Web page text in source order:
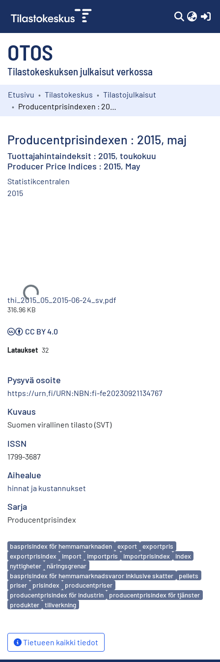
OTOS
Tilastokeskuksen julkaisut verkossa
Kokoelmat
Etusivu Tilastokeskus
Tilastojulkaisut
Producentprisindexen : 2015, maj
Tuottajahintaindeksit : 2015, toukokuu
Producer Price Indices : 2015, May
Statistikcentralen
2015
Ladataan...
thi_2015_05_2015-06-24_sv.pdf
316.96 KB
CC BY 4.0
Lataukset 32
Pysyvä osoite
https://urn.fi/URN:NBN:fi-fe20230921134767
Kuvaus
Suomen virallinen tilasto (SVT)
ISSN
1799-3687
Aihealue
hinnat ja kustannukset
Sarja
Producentprisindex
Avainsanat
basprisindex för hemmamarknaden export
exportpris
exportprisindex
import importpris importprisindex
index
nyttigheter
näringsgrenar
basprisindex för hemmamarknadsvaror inklusive skatter
pellets
priser
prisindex
producentpriser
producentprisindex för industrin
producentprisindex för tjänster
produkter
tillverkning
Tietueen kaikki tiedot